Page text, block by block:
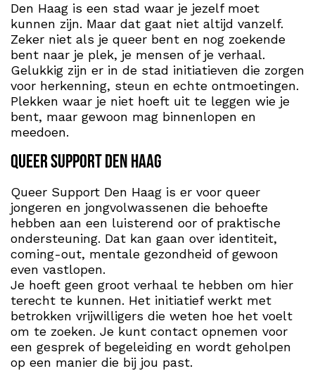
Den Haag is een stad waar je jezelf moet
kunnen zijn. Maar dat gaat niet altijd vanzelf.
Zeker niet als je queer bent en nog zoekende
bent naar je plek, je mensen of je verhaal.
Gelukkig zijn er in de stad initiatieven die zorgen
voor herkenning, steun en echte ontmoetingen.
Plekken waar je niet hoeft uit te leggen wie je
bent, maar gewoon mag binnenlopen en
meedoen.
Queer Support Den Haag
Queer Support Den Haag is er voor queer
jongeren en jongvolwassenen die behoefte
hebben aan een luisterend oor of praktische
ondersteuning. Dat kan gaan over identiteit,
coming-out, mentale gezondheid of gewoon
even vastlopen.
Je hoeft geen groot verhaal te hebben om hier
terecht te kunnen. Het initiatief werkt met
betrokken vrijwilligers die weten hoe het voelt
om te zoeken. Je kunt contact opnemen voor
een gesprek of begeleiding en wordt geholpen
op een manier die bij jou past.